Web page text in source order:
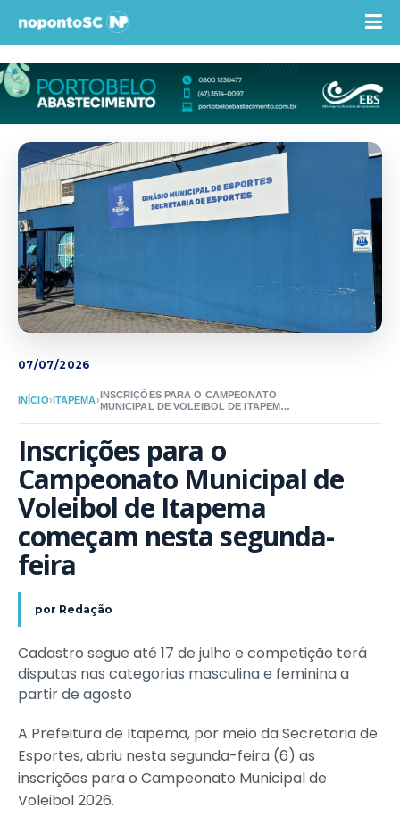
07/07/2026
INÍCIO› ITAPEMA›
INSCRIÇÕES PARA O CAMPEONATO
MUNICIPAL DE VOLEIBOL DE ITAPEMA
Inscrições para o
Campeonato Municipal de
Voleibol de Itapema
começam nesta segunda-
feira
por Redação
Cadastro segue até 17 de julho e competição terá
disputas nas categorias masculina e feminina a
partir de agosto
A Prefeitura de Itapema, por meio da Secretaria de
Esportes, abriu nesta segunda-feira (6) as
inscrições para o Campeonato Municipal de
Voleibol 2026.